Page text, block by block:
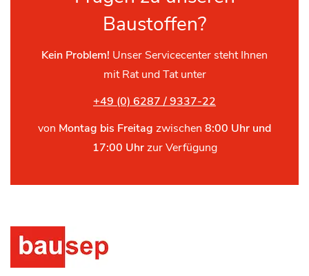
Baustoffen?
Kein Problem! Unser Servicecenter steht Ihnen
mit Rat und Tat unter
+49 (0) 6287 / 9337-22
von Montag bis Freitag zwischen 8:00 Uhr und
17:00 Uhrzur Verfügung